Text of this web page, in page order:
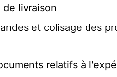
livraison
et colisage des
relatifs à